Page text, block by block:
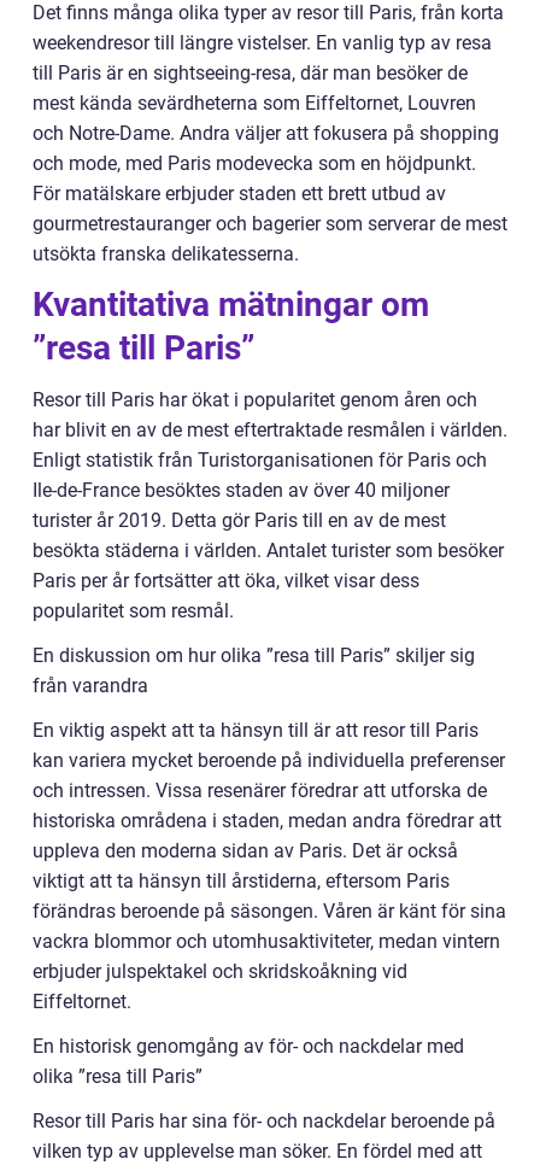
Det finns många olika typer av resor till Paris, från korta
weekendresor till längre vistelser. En vanlig typ av resa
till Paris är en sightseeing-resa, där man besöker de
mest kända sevärdheterna som Eiffeltornet, Louvren
och Notre-Dame. Andra väljer att fokusera på shopping
och mode, med Paris modevecka som en höjdpunkt.
För matälskare erbjuder staden ett brett utbud av
gourmetrestauranger och bagerier som serverar de mest
utsökta franska delikatesserna.
Kvantitativa mätningar om
”resa till Paris”
Resor till Paris har ökat i popularitet genom åren och
har blivit en av de mest eftertraktade resmålen i världen.
Enligt statistik från Turistorganisationen för Paris och
Ile-de-France besöktes staden av över 40 miljoner
turister år 2019. Detta gör Paris till en av de mest
besökta städerna i världen. Antalet turister som besöker
Paris per år fortsätter att öka, vilket visar dess
popularitet som resmål.
En diskussion om hur olika ”resa till Paris” skiljer sig
från varandra
En viktig aspekt att ta hänsyn till är att resor till Paris
kan variera mycket beroende på individuella preferenser
och intressen. Vissa resenärer föredrar att utforska de
historiska områdena i staden, medan andra föredrar att
uppleva den moderna sidan av Paris. Det är också
viktigt att ta hänsyn till årstiderna, eftersom Paris
förändras beroende på säsongen. Våren är känt för sina
vackra blommor och utomhusaktiviteter, medan vintern
erbjuder julspektakel och skridskoåkning vid
Eiffeltornet.
En historisk genomgång av för- och nackdelar med
olika ”resa till Paris”
Resor till Paris har sina för- och nackdelar beroende på
vilken typ av upplevelse man söker. En fördel med att